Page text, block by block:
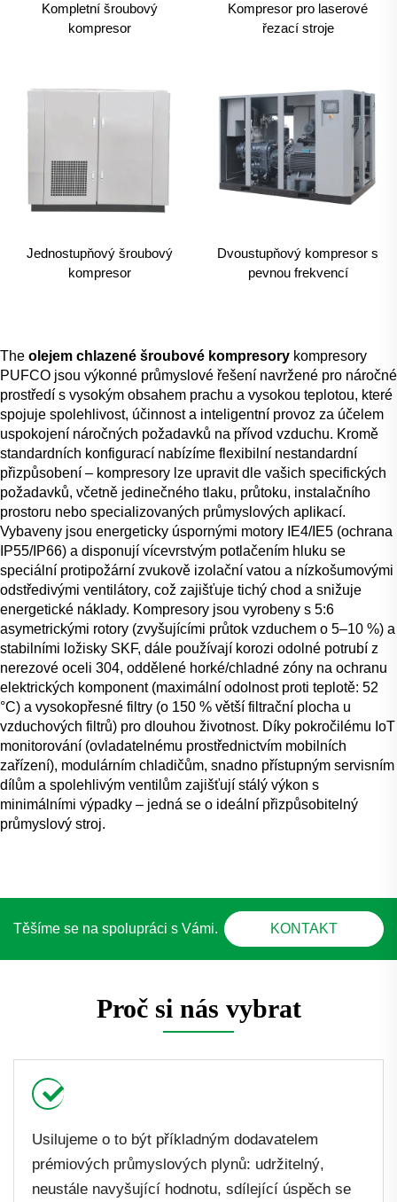
Kompletní šroubový
kompresor
Kompresor pro laserové
řezací stroje
Jednostupňový šroubový
kompresor
Dvoustupňový kompresor s
pevnou frekvencí
The olejem chlazené šroubové kompresory kompresory
PUFCO jsou výkonné průmyslové řešení navržené pro náročné
prostředí s vysokým obsahem prachu a vysokou teplotou, které
spojuje spolehlivost, účinnost a inteligentní provoz za účelem
uspokojení náročných požadavků na přívod vzduchu. Kromě
standardních konfigurací nabízíme flexibilní nestandardní
přizpůsobení – kompresory lze upravit dle vašich specifických
požadavků, včetně jedinečného tlaku, průtoku, instalačního
prostoru nebo specializovaných průmyslových aplikací.
Vybaveny jsou energeticky úspornými motory IE4/IE5 (ochrana
IP55/IP66) a disponují vícevrstvým potlačením hluku se
speciální protipožární zvukově izolační vatou a nízkošumovými
odstředivými ventilátory, což zajišťuje tichý chod a snižuje
energetické náklady. Kompresory jsou vyrobeny s 5:6
asymetrickými rotory (zvyšujícími průtok vzduchem o 5–10 %) a
stabilními ložisky SKF, dále používají korozi odolné potrubí z
nerezové oceli 304, oddělené horké/chladné zóny na ochranu
elektrických komponent (maximální odolnost proti teplotě: 52
°C) a vysokopřesné filtry (o 150 % větší filtrační plocha u
vzduchových filtrů) pro dlouhou životnost. Díky pokročilému IoT
monitorování (ovladatelnému prostřednictvím mobilních
zařízení), modulárním chladičům, snadno přístupným servisním
dílům a spolehlivým ventilům zajišťují stálý výkon s
minimálními výpadky – jedná se o ideální přizpůsobitelný
průmyslový stroj.
Těšíme se na spolupráci s Vámi. KONTAKT
Proč si nás vybrat
Usilujeme o to být příkladným dodavatelem
prémiových průmyslových plynů: udržitelný,
neustále navyšující hodnotu, sdílející úspěch se